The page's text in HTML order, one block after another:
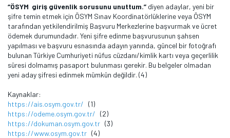
“ÖSYM giriş güvenlik sorusunu unuttum.” diyen adaylar, yeni bir
şifre temin etmek için ÖSYM Sınav Koordinatörlüklerine veya ÖSYM
tarafından yetkilendirilmiş Başvuru Merkezlerine başvurmak ve ücret
ödemek durumundadır. Yeni şifre edinme başvurusunun şahsen
yapılması ve başvuru esnasında adayın yanında, güncel bir fotoğrafı
bulunan Türkiye Cumhuriyeti nüfus cüzdanı/kimlik kartı veya geçerlilik
süresi dolmamış pasaport bulunması gerekir. Bu belgeler olmadan
yeni aday şifresi edinmek mümkün değildir. (4)
Kaynaklar:
https://ais.osym.gov.tr/ (1)
https://odeme.osym.gov.tr/ (2)
https://dokuman.osym.gov.tr (3)
https://www.osym.gov.tr (4)